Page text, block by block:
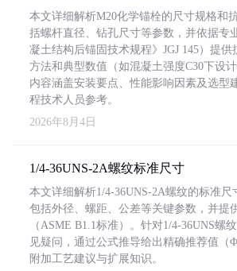
本文详细解析M20化学锚栓的尺寸规格和
括螺杆直径、钻孔尺寸等参数，并依据专
凝土结构后锚固技术规程》JGJ 145）提
方法和典型数值（如混凝土强度C30下设计
内容涵盖安装要点、性能影响因素及选型
程技术人员参考。
2026年8月4日
1/4-36UNS-2A螺纹标准尺寸
本文详细解析1/4-36UNS-2A螺纹的标准尺
包括外径、螺距、公差等关键参数，并提
（ASME B1.1标准）。针对1/4-36UNS螺
见疑问，通过公式推导给出精确推荐值（
附加工艺建议与扩展知识。